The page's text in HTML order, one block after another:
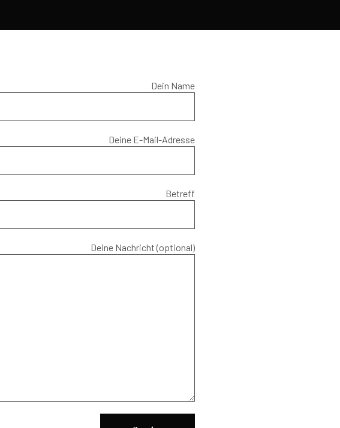
Dein Name
Deine E-Mail-Adresse
Betreff
Deine Nachricht (optional)